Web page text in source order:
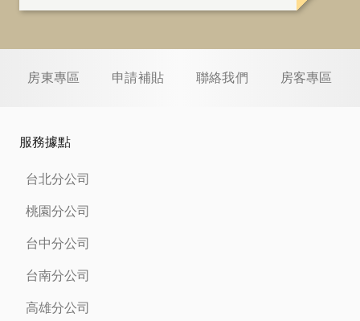
房東專區 申請補貼 聯絡我們 房客專區
服務據點
台北分公司
桃園分公司
台中分公司
台南分公司
高雄分公司